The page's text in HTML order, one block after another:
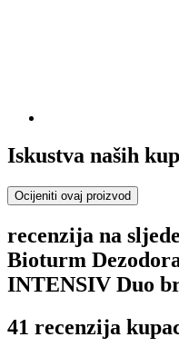
Iskustva naših
Ocijeniti ovaj proizvod
recenzija na
Bioturm
INTENSIV Duo
41 recenzija